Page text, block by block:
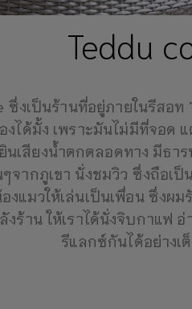
Teddu
ซึ่งเป็นร้านที่อยู่ภายในรีส
งได้มั้ง เพราะมันไม่มีที่จอด
นเสียงน้ำตกตลอดทาง มีธา
ๆจากภูเขา นั่งชมวิว ซึ่งถือเ
งแมวให้เล่นเป็นเพื่อน ซึ่งผ
ร้าน ให้เราได้นั่งจิบกาแฟ
รีแลกซ์กันได้อย่างเ